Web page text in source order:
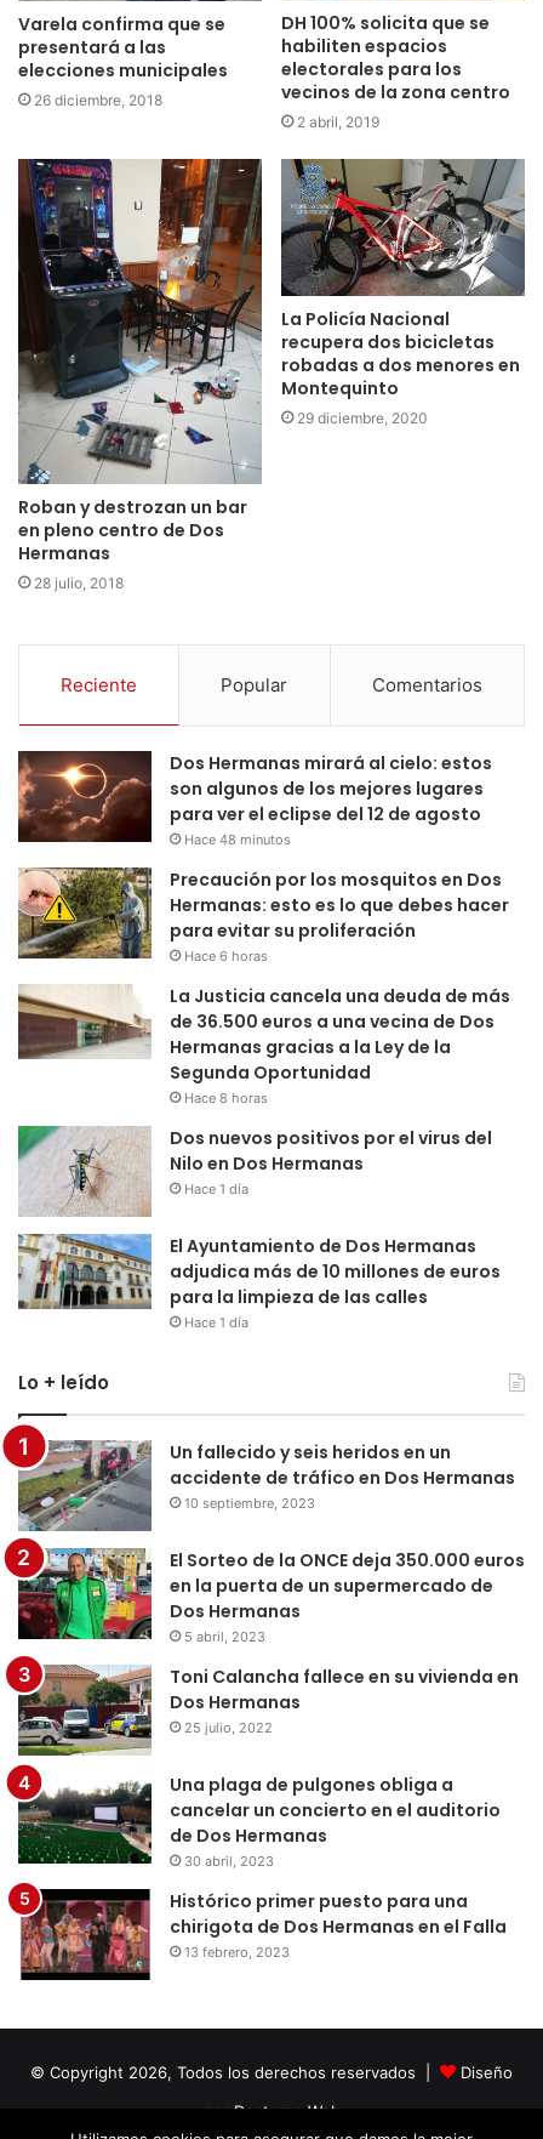
Varela confirma que se
presentará a las
elecciones municipales
26 diciembre, 2018
DH 100% solicita que se
habiliten espacios
electorales para los
vecinos de la zona centro
2 abril, 2019
Roban y destrozan un bar
en pleno centro de Dos
Hermanas
28 julio, 2018
La Policía Nacional
recupera dos bicicletas
robadas a dos menores en
Montequinto
29 diciembre, 2020
Reciente Popular Comentarios
Dos Hermanas mirará al cielo: estos
son algunos de los mejores lugares
para ver el eclipse del 12 de agosto
Hace 48 minutos
Precaución por los mosquitos en Dos
Hermanas: esto es lo que debes hacer
para evitar su proliferación
Hace 6 horas
La Justicia cancela una deuda de más
de 36.500 euros a una vecina de Dos
Hermanas gracias a la Ley de la
Segunda Oportunidad
Hace 8 horas
Dos nuevos positivos por el virus del
Nilo en Dos Hermanas
Hace 1 día
El Ayuntamiento de Dos Hermanas
adjudica más de 10 millones de euros
para la limpieza de las calles
Hace 1 día
Lo + leído
Un fallecido y seis heridos en un
accidente de tráfico en Dos Hermanas
10 septiembre, 2023
El Sorteo de la ONCE deja 350.000 euros
en la puerta de un supermercado de
Dos Hermanas
5 abril, 2023
Toni Calancha fallece en su vivienda en
Dos Hermanas
25 julio, 2022
Una plaga de pulgones obliga a
cancelar un concierto en el auditorio
de Dos Hermanas
30 abril, 2023
Histórico primer puesto para una
chirigota de Dos Hermanas en el Falla
13 febrero, 2023
© Copyright 2026, Todos los derechos reservados |
Diseño
por Doctores Web